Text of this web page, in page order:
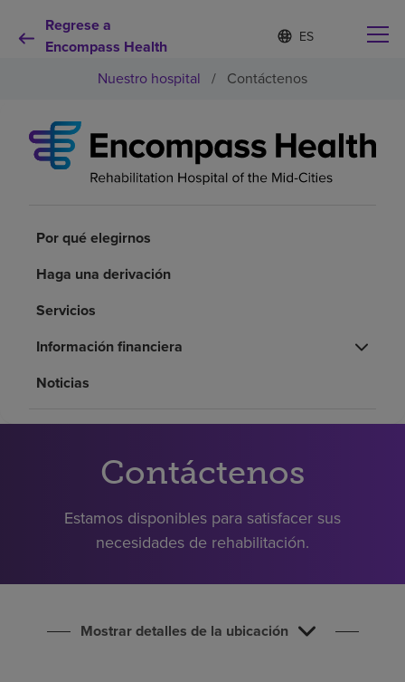
Regrese a
Encompass Health
Lista
de
contraída
d
o
s
e
e
Por qué debe elegirnos
Recursos de salud
Pagar mi factura
Nuestro hospital / Contáctenos
Por qué elegirnos
Haga una derivación
Servicios
Información financiera
Noticias
Contáctenos
Estamos disponibles para satisfacer sus
necesidades de rehabilitación.
Mostrar detalles de la ubicación